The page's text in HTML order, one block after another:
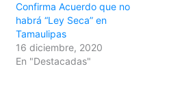
Confirma Acuerdo que no
habrá “Ley Seca” en
Tamaulipas
16 diciembre, 2020
En "Destacadas"